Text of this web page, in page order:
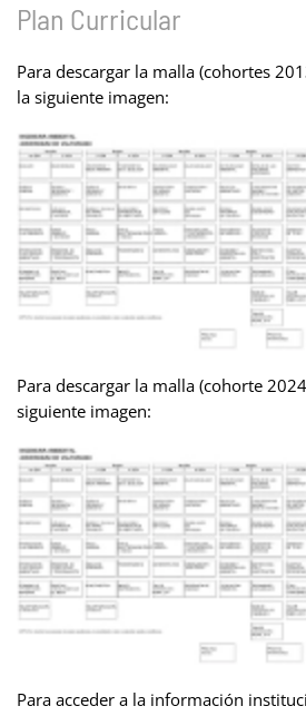
Plan Curricular
Para descargar la malla (cohortes
la siguiente imagen:
Para descargar la malla (cohorte
siguiente imagen:
Para acceder a la información